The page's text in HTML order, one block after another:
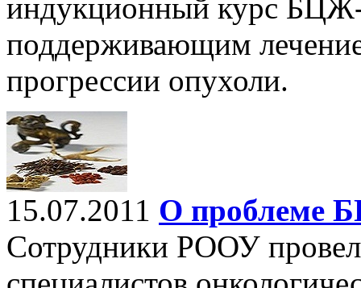
индукционный курс БЦЖ-
поддерживающим
прогрессии опухоли.
15.07.2011 О проблеме
Сотрудники РООУ